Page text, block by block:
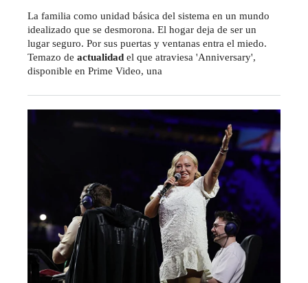
La familia como unidad básica del sistema en un mundo
idealizado que se desmorona. El hogar deja de ser un
lugar seguro. Por sus puertas y ventanas entra el miedo.
Temazo de actualidad el que atraviesa 'Anniversary',
disponible en Prime Video, una